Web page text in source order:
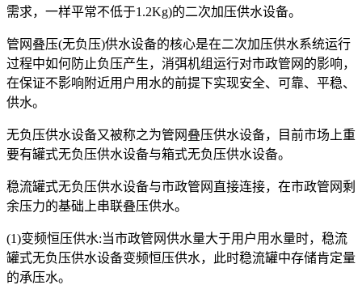
需求，一样平常不低于1.2Kg)的二次加压供水设备。
管网叠压(无负压)供水设备的核心是在二次加压供水系统运行
过程中如何防止负压产生，消弭机组运行对市政管网的影响，
在保证不影响附近用户用水的前提下实现安全、可靠、平稳、
供水。
无负压供水设备又被称之为管网叠压供水设备，目前市场上重
要有罐式无负压供水设备与箱式无负压供水设备。
稳流罐式无负压供水设备与市政管网直接连接，在市政管网剩
余压力的基础上串联叠压供水。
(1)变频恒压供水:当市政管网供水量大于用户用水量时，稳流
罐式无负压供水设备变频恒压供水，此时稳流罐中存储肯定量
的承压水。